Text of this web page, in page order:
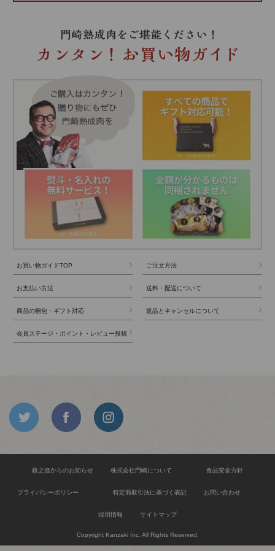
お買い物ガイドTOP ご注文方法
お支払い方法 送料・配送について
商品の梱包・ギフト対応 返品とキャンセルについて
会員ステージ・ポイント・レビュー投稿
格之進からのお知らせ 株式会社門崎について 食品安全方針
プライバシーポリシー 特定商取引法に基づく表記 お問い合わせ
採用情報 サイトマップ
Copyright Kanzaki Inc. All Rights Reserved.